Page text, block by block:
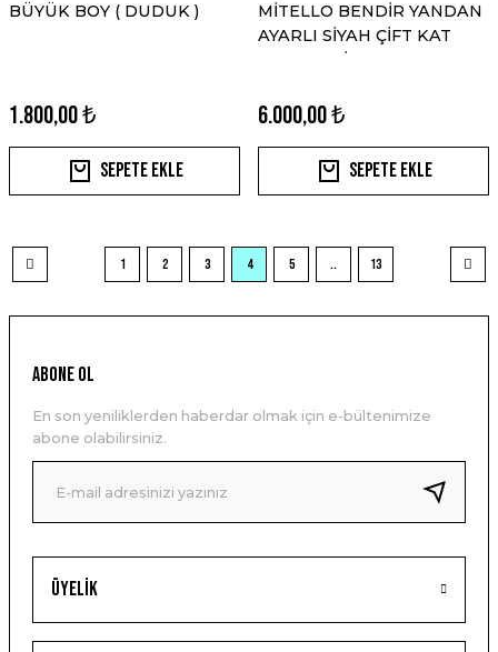
BÜYÜK BOY ( DUDUK )
1.800,00 ₺
Sepete Ekle
MİTELLO BENDİR YANDAN
AYARLI SİYAH ÇİFT KAT
KILIF HEDİYE
6.000,00 ₺
Sepete Ekle
1 2 3 4 5 .. 13
Üyelik
ABONE OL
En son yeniliklerden haberdar olmak için e-bültenimize
abone olabilirsiniz.